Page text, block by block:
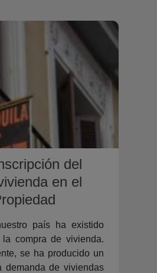
del
en el
país ha existido
la compra de vivienda.
se ha producido un
demanda de viviendas